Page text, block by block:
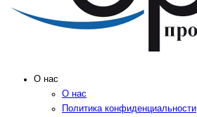
О нас
О нас
Политика конфиденциальности